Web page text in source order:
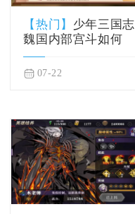
【热门】 少年三国志
魏国内部宫斗如何
07-22